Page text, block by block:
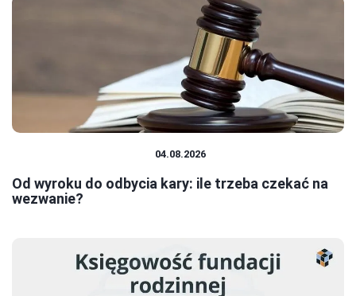
04.08.2026
Od wyroku do odbycia kary: ile trzeba czekać na
wezwanie?